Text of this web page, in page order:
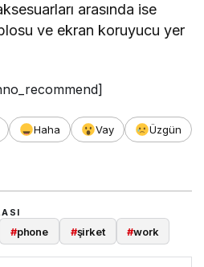
arasında ise
ve ekran koruyucu yer
Haha Vay
Üzgün
#phone #şirket #work